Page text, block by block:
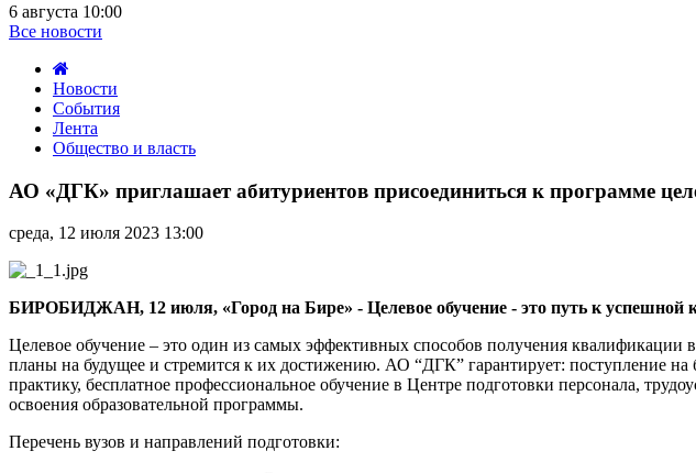
6 августа 10:00
Все новости
Новости
События
Лента
Общество и власть
«ДГК»
приглашает
абитуриентов
присоединиться
к
программе
целевого
АО «ДГК» приглашает абитуриентов присоединиться к программе
среда, 12 июля 2023 13:00
БИРОБИДЖАН, 12 июля, «Город на Бире» - Целевое обучение - это путь к успешной
Целевое обучение – это один из самых эффективных способов получения квалификации
планы на будущее и стремится к их достижению. АО “ДГК” гарантирует: поступление
практику, бесплатное профессиональное обучение в Центре подготовки персонала,
освоения образовательной программы.
Перечень вузов и направлений подготовки: